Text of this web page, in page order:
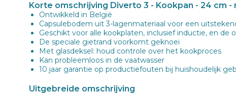
Korte omschrijving Diverto 3 - Kookpan - 24 cm -
Ontwikkeld in België
Capsulebodem uit 3-lagenmateriaal voor een
Geschikt voor alle kookplaten, inclusief inductie, en de
De speciale gietrand voorkomt geknoei
Met glasdeksel: houd controle over het kookproces
Kan probleemloos in de vaatwasser
10 jaar garantie op productiefouten bij huishoudelijk
Uitgebreide omschrijving